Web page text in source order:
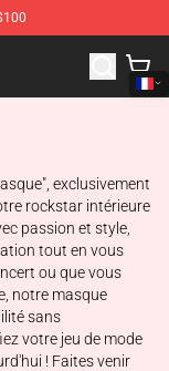
Merchandise Store
exclusivement
rockstar intérieure
passion et style,
tout en vous
ou que vous
notre masque
sans
votre jeu de mode
! Faites venir